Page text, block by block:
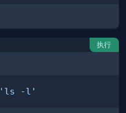
执行
'ls -l'